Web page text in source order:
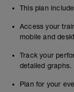
This plan
Access your
mobile and
Track your
detailed graphs.
Plan for your